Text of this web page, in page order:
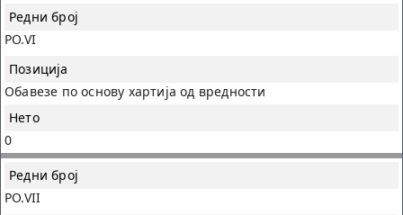
PO.VI
Обавезе по основу хартија од вредности
0
PO.VII